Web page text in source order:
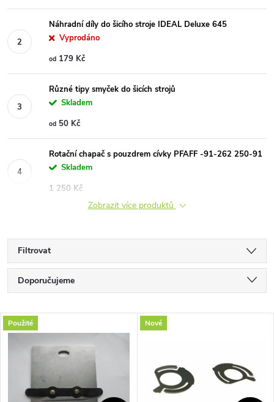
Náhradní díly do šicího stroje IDEAL Deluxe 645
Vyprodáno
od 179 Kč
Různé tipy smyček do šicích strojů
Skladem
od 50 Kč
Rotační chapač s pouzdrem cívky PFAFF -91-262 250-91
Skladem
1 250 Kč
Zobrazit více produktů
Filtrovat
Ř
a
z
Doporučujeme
Nejdražší
Nejprodávanější
Abecedně
V
Použité Nové